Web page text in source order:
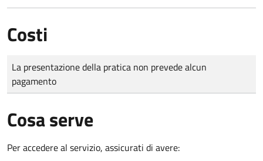
Costi
Tipo di pagamento
Importo
La presentazione della pratica non prevede alcun
pagamento
Cosa serve
Per accedere al servizio, assicurati di avere: